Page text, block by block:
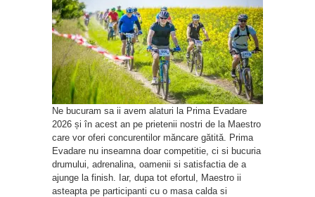
Prima
Evadare
și
în
2026
Ne bucuram sa ii avem alaturi la Prima Evadare
2026 și în acest an pe prietenii nostri de la Maestro
care vor oferi concurentilor măncare gătită. Prima
Evadare nu inseamna doar competitie, ci si bucuria
drumului, adrenalina, oamenii si satisfactia de a
ajunge la finish. Iar, dupa tot efortul, Maestro ii
asteapta pe participanti cu o masa calda si